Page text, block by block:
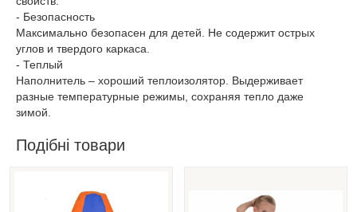
- Безопасность
Максимально безопасен для детей. Не содержит острых
углов и твердого каркаса.
- Теплый
Наполнитель – хороший теплоизолятор. Выдерживает
разные температурные режимы, сохраняя тепло даже
зимой.
Подібні товари